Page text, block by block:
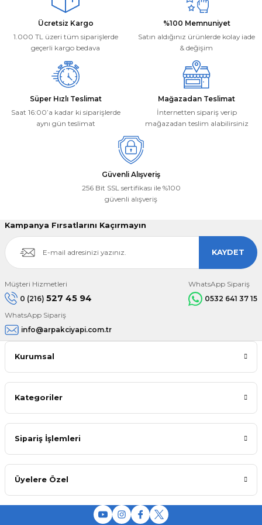
Ürün bilgilerinde hatalar bulunuyor.
Ürün fiyatı diğer sitelerden daha pahalı.
Bu ürüne benzer farklı alternatifler olmalı.
Deneyimini Paylaş
Ücretsiz Kargo
1.000 TL üzeri tüm siparişlerde
geçerli kargo bedava
%100 Memnuniyet
Satın aldığınız ürünlerde kolay iade
& değişim
Süper Hızlı Teslimat
Saat 16:00’a kadar ki siparişlerde
aynı gün teslimat
Mağazadan Teslimat
İnternetten sipariş verip
mağazadan teslim alabilirsiniz
Güvenli Alışveriş
256 Bit SSL sertifikası ile %100
güvenli alışveriş
Kampanya Fırsatlarını Kaçırmayın
KAYDET
Müşteri Hizmetleri
0 (216) 527 45 94
WhatsApp Sipariş
0532 641 37 15
WhatsApp Sipariş
info@arpakciyapi.com.tr
Kurumsal
Kategoriler
Sipariş İşlemleri
Üyelere Özel